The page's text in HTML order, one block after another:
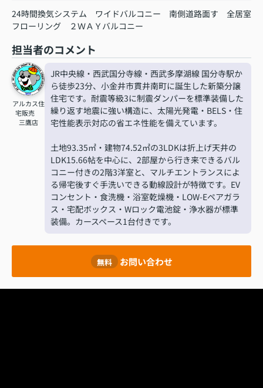
24時間換気システム ワイドバルコニー 南側道路面す
全居室
フローリング
２ＷＡＹバルコニー
担当者のコメント
アルカス住
宅販売
三鷹店
JR中央線・西武国分寺線・西武多摩湖線 国分寺駅か
ら徒歩23分、小金井市貫井南町に誕生した新築分譲
住宅です。耐震等級3に制震ダンパーを標準装備した
繰り返す地震に強い構造に、太陽光発電・BELS・住
宅性能表示対応の省エネ性能を備えています。
土地93.35㎡・建物74.52㎡の3LDKは折上げ天井の
LDK15.66帖を中心に、2部屋から行き来できるバル
コニー付きの2階3洋室と、マルチエントランスによ
る帰宅後すぐ手洗いできる動線設計が特徴です。EV
コンセント・食洗機・浴室乾燥機・LOW-Eペアガラ
ス・宅配ボックス・Wロック電池錠・浄水器が標準
装備。カースペース1台付きです。
無料 お問い合わせ